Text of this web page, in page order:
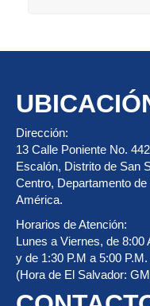
Dirección:
13 Calle Poniente No.
Escalón, Distrito de San
Centro, Departamento
América.
Horarios de Atención:
Lunes a Viernes, de 8:00
y de 1:30 P.M a 5:00 P.M.
(Hora de El Salvador: